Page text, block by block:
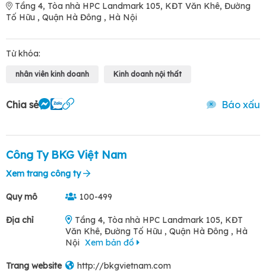
Tầng 4, Tòa nhà HPC Landmark 105, KĐT Văn Khê, Đường
Tố Hữu , Quận Hà Đông , Hà Nội
Từ khóa:
nhân viên kinh doanh Kinh doanh nội thất
Chia sẻ Báo xấu
Công Ty BKG Việt Nam
Xem trang công ty
Quy mô 100-499
Địa chỉ
Tầng 4, Tòa nhà HPC Landmark 105, KĐT
Văn Khê, Đường Tố Hữu , Quận Hà Đông , Hà
Nội Xem bản đồ
Trang website http://bkgvietnam.com